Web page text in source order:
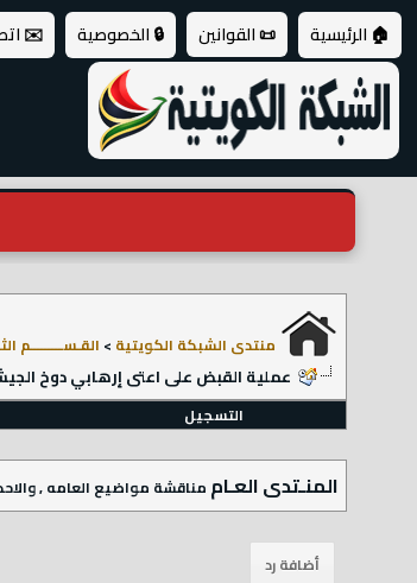
🏠 الرئيسية 📜 القوانين 🔒 الخصوصية ✉️
منتدى الشبكة الكويتية > القـســـــــــم
عملية القبض على اعتى إرهابي دوخ
التسجيل
المنـتدى العـام مناقشة مواضيع العامه ,